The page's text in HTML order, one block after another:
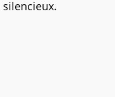
silencieux.